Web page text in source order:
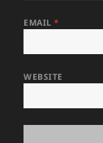
EMAIL*
WEBSITE